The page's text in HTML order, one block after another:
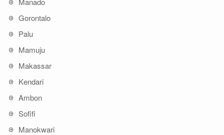
Gorontalo
Palu
Mamuju
Makassar
Kendari
Ambon
Sofifi
Manokwari